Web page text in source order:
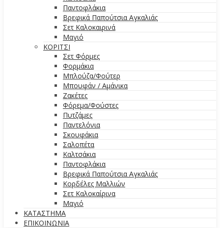
Παντοφλάκια
Βρεφικά Παπούτσια Αγκαλιάς
Σετ Καλοκαιρινά
Μαγιό
ΚΟΡΙΤΣΙ
Σετ Φόρμες
Φορμάκια
Μπλούζα/Φούτερ
Μπουφάν / Αμάνικα
Ζακέτες
Φόρεμα/Φούστες
Πυτζάμες
Παντελόνια
Σκουφάκια
Σαλοπέτα
Καλτσάκια
Παντοφλάκια
Βρεφικά Παπούτσια Αγκαλιάς
Κορδέλες Μαλλιών
Σετ Καλοκαίρινα
Μαγιό
ΚΑΤΑΣΤΗΜΑ
ΕΠΙΚΟΙΝΩΝΙΑ